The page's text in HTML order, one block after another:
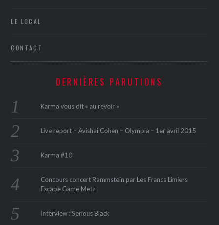
LE LOCAL
CONTACT
DERNIÈRES PARUTIONS
Karma vous dit « au revoir »
Live report – Avishai Cohen – Olympia – 1er avril 2015
Karma #10
Concours concert Rammstein par Les Francs Limiers
Escape Game Metz
Interview : Serious Black